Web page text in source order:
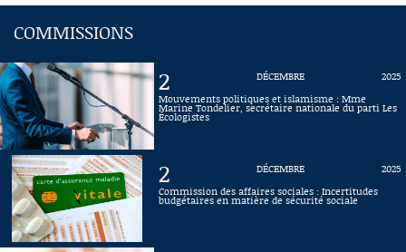
EN DIRECT
À LA DEMANDE
RECHERCHE
AIDE À LA DÉCOUPE
DE VIDÉOS
Questions au Gouvernement
Commissions
Évènements
COMMISSIONS
2 DÉCEMBRE
2025
Mouvements politiques et islamisme : Mme
Marine Tondelier, secrétaire nationale du parti Les
Écologistes
2 DÉCEMBRE
2025
Commission des affaires sociales : Incertitudes
budgétaires en matière de sécurité sociale